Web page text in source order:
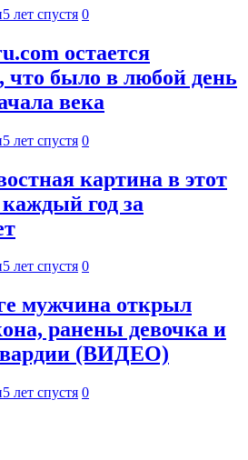
5 лет спустя 0
остается
было в любой день
века
5 лет спустя 0
картина в этот
год за
5 лет спустя 0
мужчина открыл
ранены девочка и
(ВИДЕО)
5 лет спустя 0